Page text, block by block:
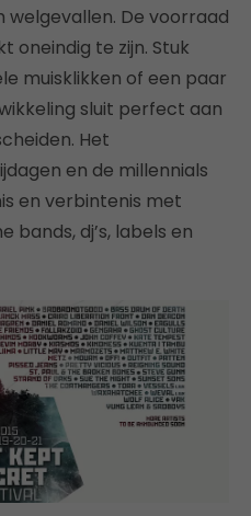
De voorraad
oneindig te zijn. Stuk
muisklikken of een paar
sluit perfect aan
Het
en de millennials
en verbintenis met
bands, dj’s, labels en